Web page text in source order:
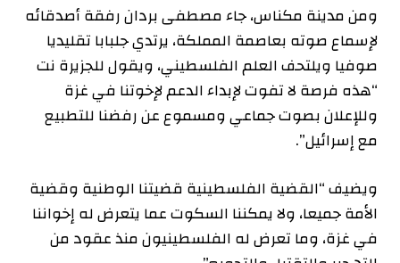
ومن مدينة مكناس، جاء مصطفى بردان رفقة أصدقائه
لإسماع صوته بعاصمة المملكة، يرتدي جلبابا تقليديا
صوفيا ويلتحف العلم الفلسطيني، ويقول للجزيرة نت
“هذه فرصة لا تفوت لإبداء الدعم لإخوتنا في غزة
وللإعلان بصوت جماعي ومسموع عن رفضنا للتطبيع
مع إسرائيل”.
ويضيف “القضية الفلسطينية قضيتنا الوطنية وقضية
الأمة جميعا، ولا يمكننا السكوت عما يتعرض له إخواننا
في غزة، وما تعرض له الفلسطينيون منذ عقود من